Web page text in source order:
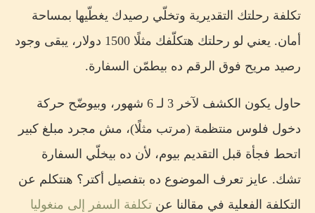
تكلفة رحلتك التقديرية وتخلّي رصيدك يغطّيها بمساحة
أمان. يعني لو رحلتك هتكلّفك مثلًا 1500 دولار، يبقى وجود
رصيد مريح فوق الرقم ده بيطمّن السفارة.
حاول يكون الكشف لآخر 3 لـ 6 شهور، وبيوضّح حركة
دخول فلوس منتظمة (مرتب مثلًا)، مش مجرد مبلغ كبير
اتحط فجأة قبل التقديم بيوم، لأن ده بيخلّي السفارة
تشك. عايز تعرف الموضوع ده بتفصيل أكتر؟ هنتكلم عن
التكلفة الفعلية في مقالنا عن تكلفة السفر إلى منغوليا